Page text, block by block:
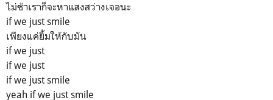
ไม่ช้าเราก็จะหาแสงสว่างเจอนะ
if we just smile
เพียงแค่ยิ้มให้กับมัน
if we just
if we just
if we just smile
yeah if we just smile